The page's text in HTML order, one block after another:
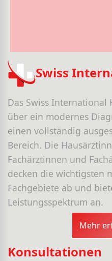
Swiss
Das Swiss
über ein modernes
einen vollständig
Bereich. Die
Fachärztinnen und
decken die wichtigsten
Fachgebiete ab und
Leistungsspektrum an.
Mehr
Konsultationen